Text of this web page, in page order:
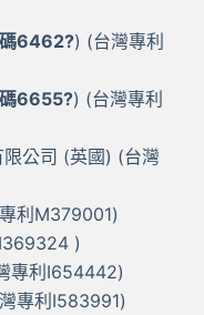
6462?) (台灣專利
6655?) (台灣專利
公司 (英國) (台灣
利M379001)
)
專利I654442)
專利I583991)